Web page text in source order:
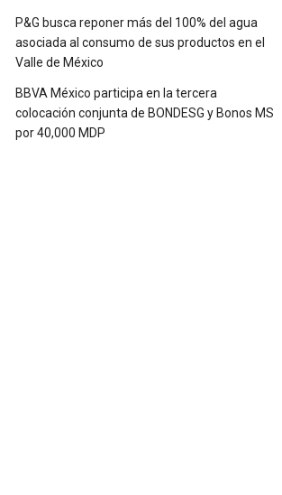
P&G busca reponer más del 100% del agua
asociada al consumo de sus productos en el
Valle de México
BBVA México participa en la tercera
colocación conjunta de BONDESG y Bonos MS
por 40,000 MDP